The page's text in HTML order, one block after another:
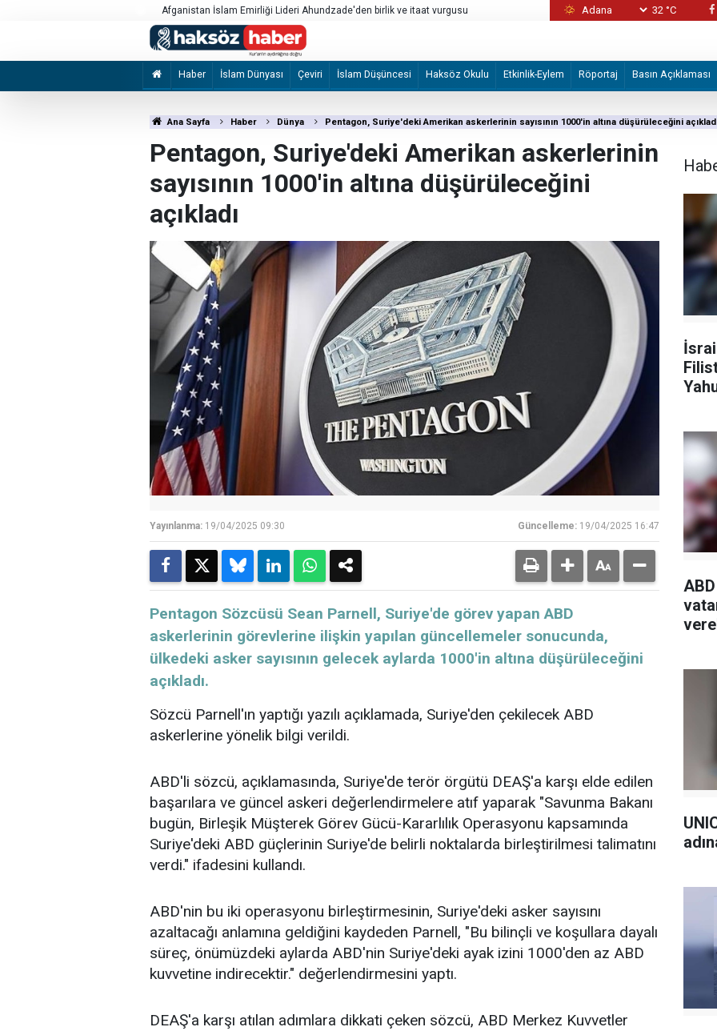
Afganistan İslam Emirliği Lideri Ahundzade'den birlik ve itaat vurgusu
İsrailli 'Honinu Örgütü' Filistinlilere şiddet
32 °C
Haber İslam Dünyası Çeviri İslam Düşüncesi Haksöz Okulu Etkinlik-Eylem Röportaj Basın Açıklaması
Ana Sayfa Haber Dünya Pentagon, Suriye'deki Amerikan askerlerinin sayısının 1000'in altına düşürüleceğini
Pentagon, Suriye'deki Amerikan askerlerinin
sayısının 1000'in altına düşürüleceğini
açıkladı
Yayınlanma: 19/04/2025 09:30 Güncelleme: 19/04/2025 16:47
Pentagon Sözcüsü Sean Parnell, Suriye'de görev yapan ABD
askerlerinin görevlerine ilişkin yapılan güncellemeler sonucunda,
ülkedeki asker sayısının gelecek aylarda 1000'in altına düşürüleceğini
açıkladı.
Sözcü Parnell'ın yaptığı yazılı açıklamada, Suriye'den çekilecek ABD
askerlerine yönelik bilgi verildi.
ABD'li sözcü, açıklamasında, Suriye'de terör örgütü DEAŞ'a karşı elde edilen
başarılara ve güncel askeri değerlendirmelere atıf yaparak "Savunma Bakanı
bugün, Birleşik Müşterek Görev Gücü-Kararlılık Operasyonu kapsamında
Suriye'deki ABD güçlerinin Suriye'de belirli noktalarda birleştirilmesi talimatını
verdi." ifadesini kullandı.
ABD'nin bu iki operasyonu birleştirmesinin, Suriye'deki asker sayısını
azaltacağı anlamına geldiğini kaydeden Parnell, "Bu bilinçli ve koşullara dayalı
süreç, önümüzdeki aylarda ABD'nin Suriye'deki ayak izini 1000'den az ABD
kuvvetine indirecektir." değerlendirmesini yaptı.
DEAŞ'a karşı atılan adımlara dikkati çeken sözcü, ABD Merkez Kuvvetler